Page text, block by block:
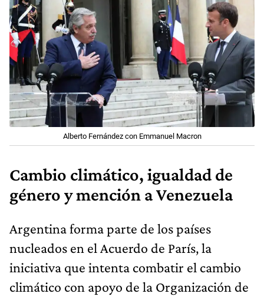
Alberto Fernández con Emmanuel Macron
Cambio climático, igualdad de
género y mención a Venezuela
Argentina forma parte de los países
nucleados en el Acuerdo de París, la
iniciativa que intenta combatir el cambio
climático con apoyo de la Organización de